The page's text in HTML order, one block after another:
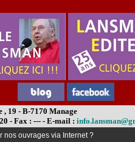
, 19 - B-7170 Manage
- Fax : --- - E-mail :
nos ouvrages via Internet ?